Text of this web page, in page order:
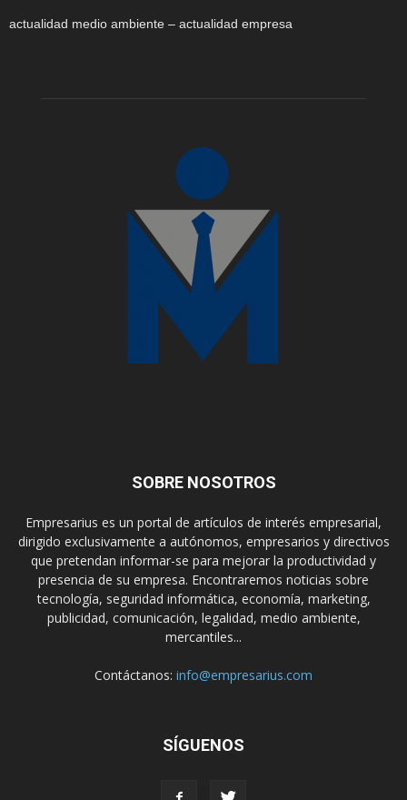
actualidad medio ambiente – actualidad empresa
SOBRE NOSOTROS
Empresarius es un portal de artículos de interés empresarial,
dirigido exclusivamente a autónomos, empresarios y directivos
que pretendan informar-se para mejorar la productividad y
presencia de su empresa. Encontraremos noticias sobre
tecnología, seguridad informática, economía, marketing,
publicidad, comunicación, legalidad, medio ambiente,
mercantiles...
Contáctanos: info@empresarius.com
SÍGUENOS